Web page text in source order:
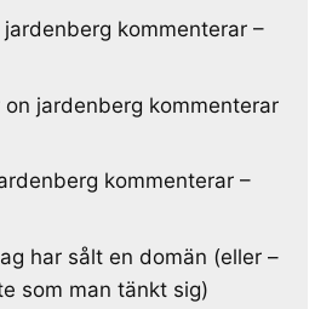
jardenberg kommenterar –
on jardenberg kommenterar
kommenterar –
har sålt en domän (eller –
som man tänkt sig)